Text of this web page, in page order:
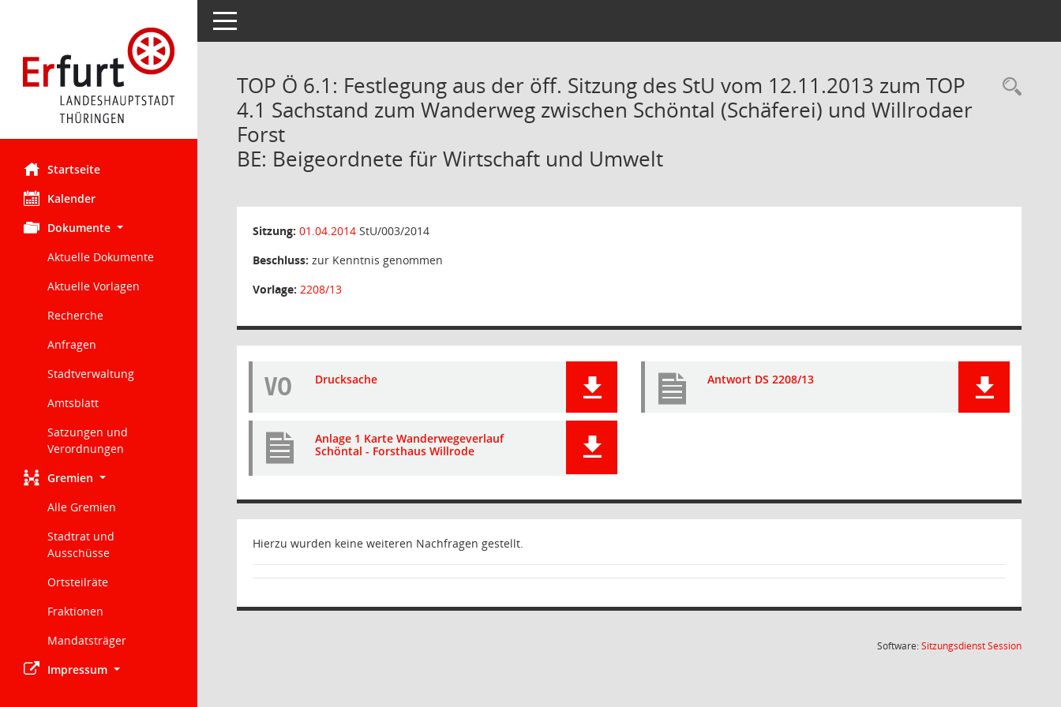
Startseite
Kalender
Dokumente
Aktuelle Dokumente
Aktuelle Vorlagen
Recherche
Anfragen
Stadtverwaltung
Amtsblatt
Satzungen und
Verordnungen
Gremien
Alle Gremien
Stadtrat und
Ausschüsse
Ortsteilräte
Fraktionen
Mandatsträger
Impressum
Toggle navigation
TOP Ö 6.1: Festlegung aus der öff. Sitzung des StU vom 12.11.2013 zum TOP
4.1 Sachstand zum Wanderweg zwischen Schöntal (Schäferei) und Willrodaer
Forst
BE: Beigeordnete für Wirtschaft und Umwelt
Sitzung: 01.04.2014 StU/003/2014
Beschluss: zur Kenntnis genommen
Vorlage: 2208/13
VO Drucksache Antwort DS 2208/13
Anlage 1 Karte Wanderwegeverlauf
Schöntal - Forsthaus Willrode
Hierzu wurden keine weiteren Nachfragen gestellt.
Software:SitzungsdienstSession(Wird in